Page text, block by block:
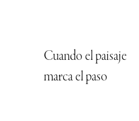
Cuando el paisaje
marca el paso